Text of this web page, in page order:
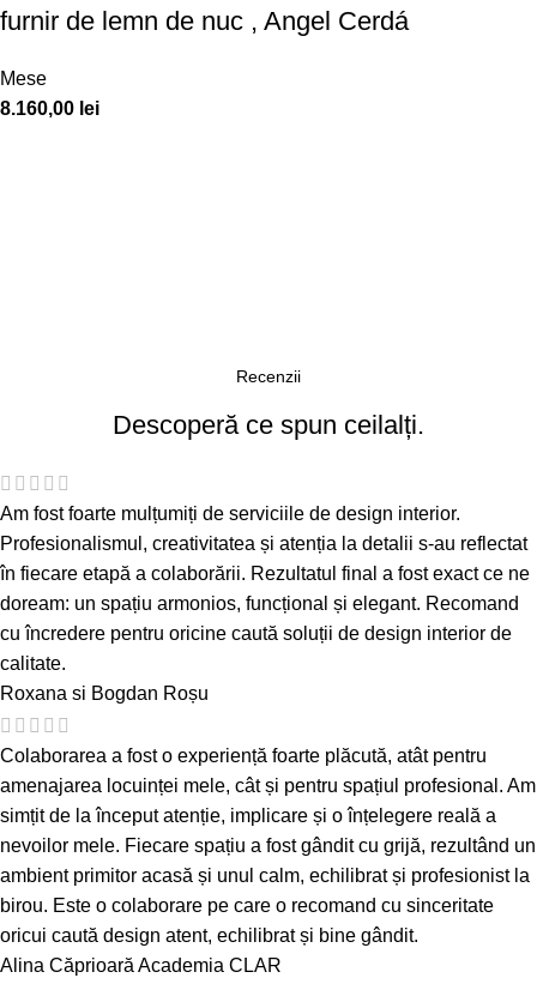
furnir de lemn de nuc , Angel Cerdá
Mese
8.160,00 lei
Recenzii
Descoperă ce spun ceilalți.
Am fost foarte mulțumiți de serviciile de design interior.
Profesionalismul, creativitatea și atenția la detalii s-au reflectat
în fiecare etapă a colaborării. Rezultatul final a fost exact ce ne
doream: un spațiu armonios, funcțional și elegant. Recomand
cu încredere pentru oricine caută soluții de design interior de
calitate.
Roxana si Bogdan Roșu
Colaborarea a fost o experiență foarte plăcută, atât pentru
amenajarea locuinței mele, cât și pentru spațiul profesional. Am
simțit de la început atenție, implicare și o înțelegere reală a
nevoilor mele. Fiecare spațiu a fost gândit cu grijă, rezultând un
ambient primitor acasă și unul calm, echilibrat și profesionist la
birou. Este o colaborare pe care o recomand cu sinceritate
oricui caută design atent, echilibrat și bine gândit.
Alina Căprioară Academia CLAR